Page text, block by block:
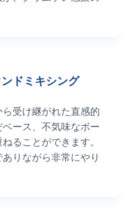
ドミキシング
受け継がれた直感的
ース、不気味なボー
ることができます。
りながら非常にやり